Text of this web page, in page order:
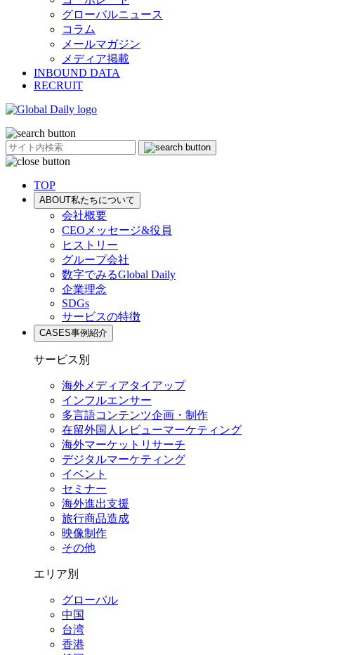
グローバルニュース
コラム
メールマガジン
メディア掲載
INBOUND DATA
RECRUIT
TOP
ABOUT私たちについて
会社概要
CEOメッセージ&役員
ヒストリー
グループ会社
数字でみるGlobal Daily
企業理念
SDGs
サービスの特徴
CASES事例紹介
サービス別
海外メディアタイアップ
インフルエンサー
多言語コンテンツ企画・制作
在留外国⼈レビューマーケティング
海外マーケットリサーチ
デジタルマーケティング
イベント
セミナー
海外進出支援
旅行商品造成
映像制作
その他
エリア別
グローバル
中国
台湾
香港